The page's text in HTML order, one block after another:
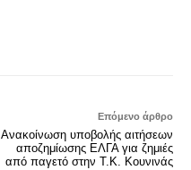
Επόμενο άρθρο
Ανακοίνωση υποβολής αιτήσεων
αποζημίωσης ΕΛΓΑ για ζημιές
από παγετό στην Τ.Κ. Κουνινάς